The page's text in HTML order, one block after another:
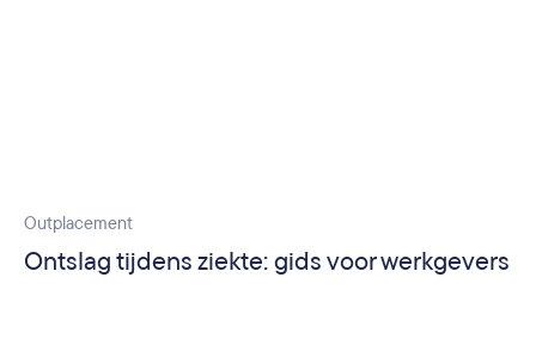
Outplacement
Ontslag tijdens ziekte: gids voor werkgevers